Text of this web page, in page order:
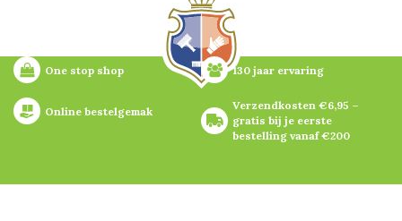
One stop shop 130 jaar ervaring
Online bestelgemak
Verzendkosten €6,95 –
gratis bij je eerste
bestelling vanaf €200